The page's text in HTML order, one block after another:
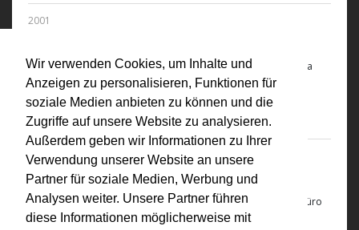
Wir verwenden Cookies, um Inhalte und
Anzeigen zu personalisieren, Funktionen für
soziale Medien anbieten zu können und die
Zugriffe auf unsere Website zu analysieren.
Außerdem geben wir Informationen zu Ihrer
Verwendung unserer Website an unsere
Partner für soziale Medien, Werbung und
Analysen weiter. Unsere Partner führen
diese Informationen möglicherweise mit
2001
Valie Export. Ob/De+Con(Struction) ; Goldie Paley Gallery, Santa
Monica 2001
Elsa Longhauser (Hrsg.)
2001
Der Transparente Raum
Der Transparente Raum, in: Der Transparente Raum, Frauenbüro
Magistrat der Stadt Wien, 2001, S. 137 - 141